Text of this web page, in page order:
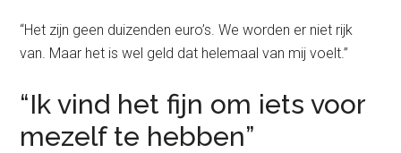
“Het zijn geen duizenden euro’s. We worden er niet rijk
van. Maar het is wel geld dat helemaal van mij voelt.”
“Ik vind het fijn om iets voor
mezelf te hebben”